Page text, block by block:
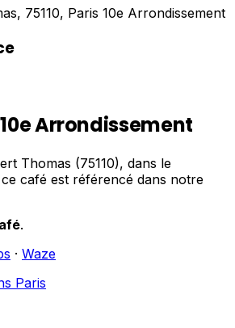
75110, Paris 10e Arrondissement
Arrondissement
Thomas (75110), dans le
café est référencé dans notre
.
· Waze
Paris